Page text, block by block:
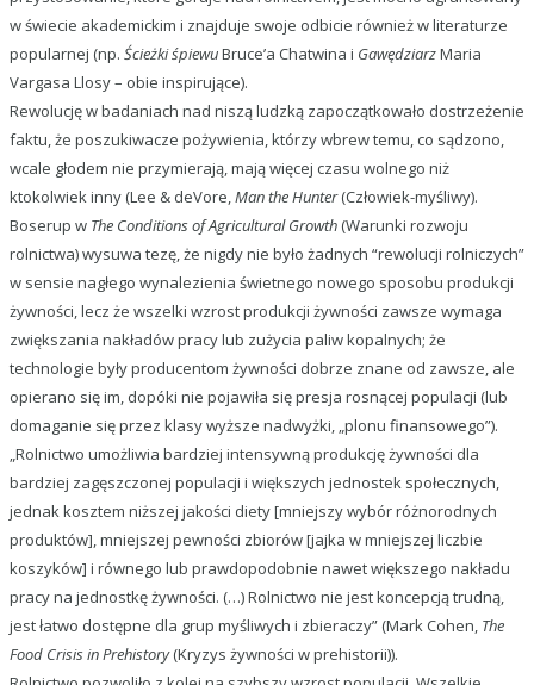
w świecie akademickim i znajduje swoje odbicie również w literaturze
popularnej (np. Ścieżki śpiewuBruce’a Chatwina i GawędziarzMaria
Vargasa Llosy – obie inspirujące).
Rewolucję w badaniach nad niszą ludzką zapoczątkowało dostrzeżenie
faktu, że poszukiwacze pożywienia, którzy wbrew temu, co sądzono,
wcale głodem nie przymierają, mają więcej czasu wolnego niż
ktokolwiek inny (Lee & deVore,Man the Hunter(Człowiek-myśliwy).
Boserup w The Conditions of Agricultural Growth (Warunki rozwoju
rolnictwa) wysuwa tezę, że nigdy nie było żadnych “rewolucji rolniczych”
w sensie nagłego wynalezienia świetnego nowego sposobu produkcji
żywności, lecz że wszelki wzrost produkcji żywności zawsze wymaga
zwiększania nakładów pracy lub zużycia paliw kopalnych; że
technologie były producentom żywności dobrze znane od zawsze, ale
opierano się im, dopóki nie pojawiła się presja rosnącej populacji (lub
domaganie się przez klasy wyższe nadwyżki, „plonu finansowego”).
„Rolnictwo umożliwia bardziej intensywną produkcję żywności dla
bardziej zagęszczonej populacji i większych jednostek społecznych,
jednak kosztem niższej jakości diety [mniejszy wybór różnorodnych
produktów], mniejszej pewności zbiorów [jajka w mniejszej liczbie
koszyków] i równego lub prawdopodobnie nawet większego nakładu
pracy na jednostkę żywności. (…) Rolnictwo nie jest koncepcją trudną,
jest łatwo dostępne dla grup myśliwych i zbieraczy” (Mark Cohen, The
Food Crisis in Prehistory(Kryzys żywności w prehistorii)).